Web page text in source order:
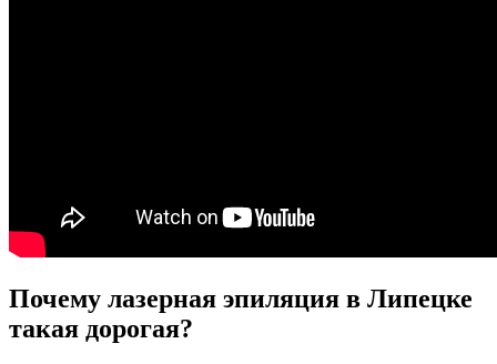
Почему лазерная эпиляция в Липецке
такая дорогая?